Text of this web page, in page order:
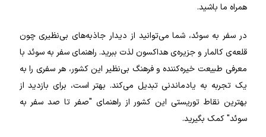
همراه ما باشید.
در سفر به سوئد، شما می‌توانید از دیدار جاذبه‌های بی‌نظیری چون
قلعه‌ی کالمار و جزیره‌ی هداکسون لذت ببرید. راهنمای سفر به سوئد با
معرفی طبیعت خیره‌کننده و فرهنگ بی‌نظیر این کشور، هر سفری را به
یک تجربه به یادماندنی تبدیل می‌کند. بهتر است، برای بازدید از
بهترین نقاط توریستی این کشور از راهنمای "صفر تا صد سفر به
سوئد" کمک بگیرید.